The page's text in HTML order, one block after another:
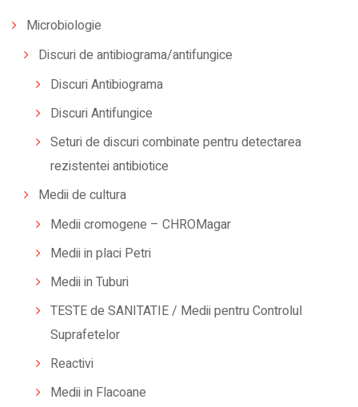
Microbiologie
Discuri de antibiograma/antifungice
Discuri Antibiograma
Discuri Antifungice
Seturi de discuri combinate pentru detectarea
rezistentei antibiotice
Medii de cultura
Medii cromogene – CHROMagar
Medii in placi Petri
Medii in Tuburi
TESTE de SANITATIE / Medii pentru Controlul
Suprafetelor
Reactivi
Medii in Flacoane